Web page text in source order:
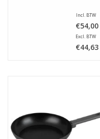
Incl. BTW
€54,00
Excl. BTW
€44,63